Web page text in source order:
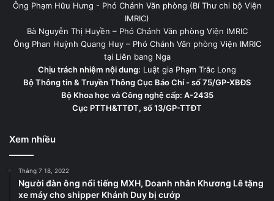
Ông Phạm Hữu Hưng - Phó Chánh Văn phòng (Bí Thư chi bộ Viện
IMRIC)
Bà Nguyễn Thị Huyền – Phó Chánh Văn phòng Viện IMRIC
Ông Phan Huỳnh Quang Huy – Phó Chánh Văn phòng Viện IMRIC
tại Liên bang Nga
Chịu trách nhiệm nội dung: Luật gia Phạm Trắc Long
Bộ Thông tin & Truyền Thông Cục Báo Chí - số 75/GP-XBĐS
Bộ Khoa học và Công nghệ cấp: A-2435
Cục PTTH&TTĐT, số 13/GP-TTĐT
Xem nhiều
Tháng 7 18, 2022
Người đàn ông nổi tiếng MXH, Doanh nhân Khương Lê tặng
xe máy cho shipper Khánh Duy bị cướp